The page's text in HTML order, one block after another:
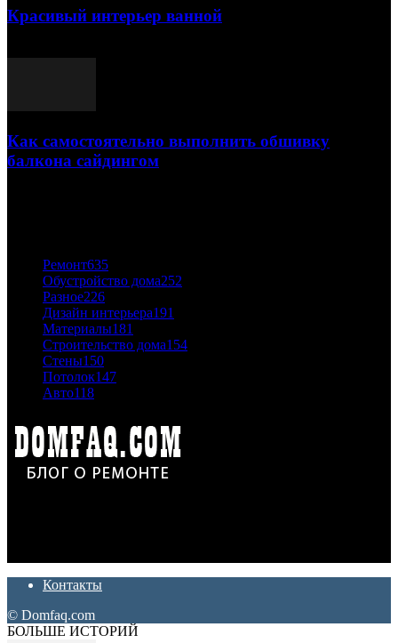
Красивый интерьер ванной
Как самостоятельно выполнить обшивку
балкона сайдингом
Ремонт635
Обустройство дома252
Разное226
Дизайн интерьера191
Материалы181
Строительство дома154
Стены150
Потолок147
Авто118
Контакты
© Domfaq.com
БОЛЬШЕ ИСТОРИЙ